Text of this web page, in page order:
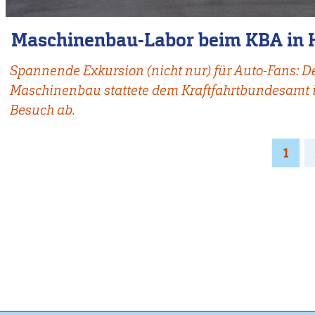
Maschinenbau-Labor beim KBA in
Spannende Exkursion (nicht nur) für Auto-Fans:
Maschinenbau stattete dem Kraftfahrtbundesamt
Besuch ab.
Page
1